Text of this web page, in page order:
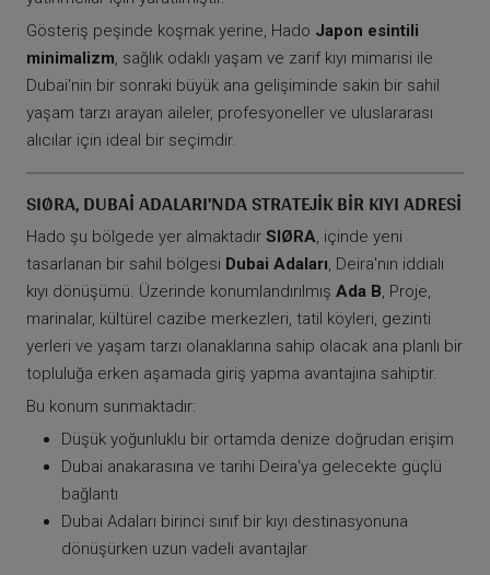
Gösteriş peşinde koşmak yerine, Hado Japon esintili
minimalizm, sağlık odaklı yaşam ve zarif kıyı mimarisi ile
Dubai'nin bir sonraki büyük ana gelişiminde sakin bir sahil
yaşam tarzı arayan aileler, profesyoneller ve uluslararası
alıcılar için ideal bir seçimdir.
SIØRA, DUBAI ADALARI'NDA STRATEJIK BIR KIYI ADRESI
Hado şu bölgede yer almaktadır SIØRA, içinde yeni
tasarlanan bir sahil bölgesi Dubai Adaları, Deira'nın iddialı
kıyı dönüşümü. Üzerinde konumlandırılmış Ada B, Proje,
marinalar, kültürel cazibe merkezleri, tatil köyleri, gezinti
yerleri ve yaşam tarzı olanaklarına sahip olacak ana planlı bir
topluluğa erken aşamada giriş yapma avantajına sahiptir.
Bu konum sunmaktadır:
Düşük yoğunluklu bir ortamda denize doğrudan erişim
Dubai anakarasına ve tarihi Deira'ya gelecekte güçlü
bağlantı
Dubai Adaları birinci sınıf bir kıyı destinasyonuna
dönüşürken uzun vadeli avantajlar